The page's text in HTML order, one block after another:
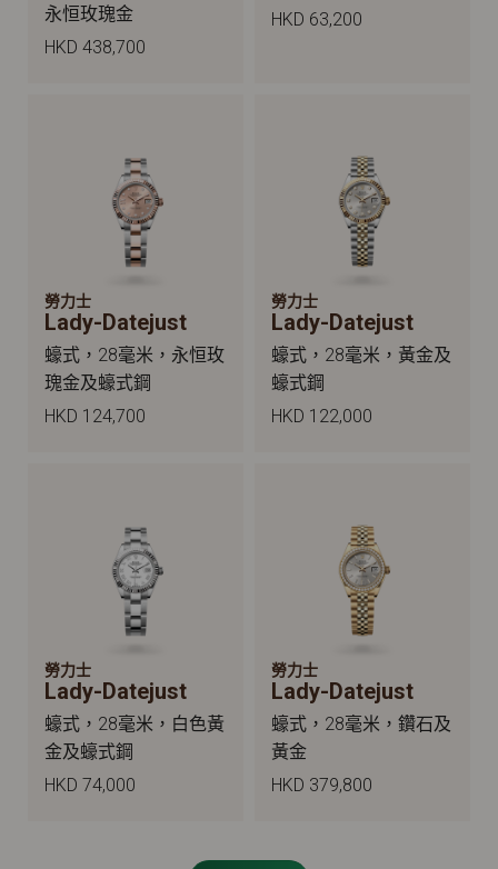
永恒玫瑰金
HKD 438,700
HKD 63,200
勞力士
Lady-Datejust
蠔式，28毫米，永恒玫
瑰金及蠔式鋼
HKD 124,700
勞力士
Lady-Datejust
蠔式，28毫米，黃金及
蠔式鋼
HKD 122,000
勞力士
Lady-Datejust
蠔式，28毫米，白色黃
金及蠔式鋼
HKD 74,000
勞力士
Lady-Datejust
蠔式，28毫米，鑽石及
黃金
HKD 379,800